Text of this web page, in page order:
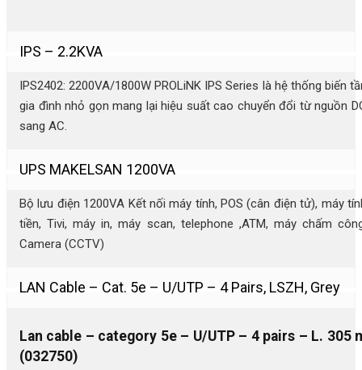
IPS – 2.2KVA
IPS2402: 2200VA/1800W PROLiNK IPS Series là hệ thống biến
gia đình nhỏ gọn mang lại hiệu suất cao chuyển đổi từ nguồn
sang AC.
UPS MAKELSAN 1200VA
Bộ lưu điện 1200VA Kết nối máy tính, POS (cân điện tử), máy
tiền, Tivi, máy in, máy scan, telephone ,ATM, máy chấm
Camera (CCTV)
LAN Cable – Cat. 5e – U/UTP – 4 Pairs, LSZH, Grey
Lan cable – category 5e – U/UTP – 4 pairs – L. 305
(032750)